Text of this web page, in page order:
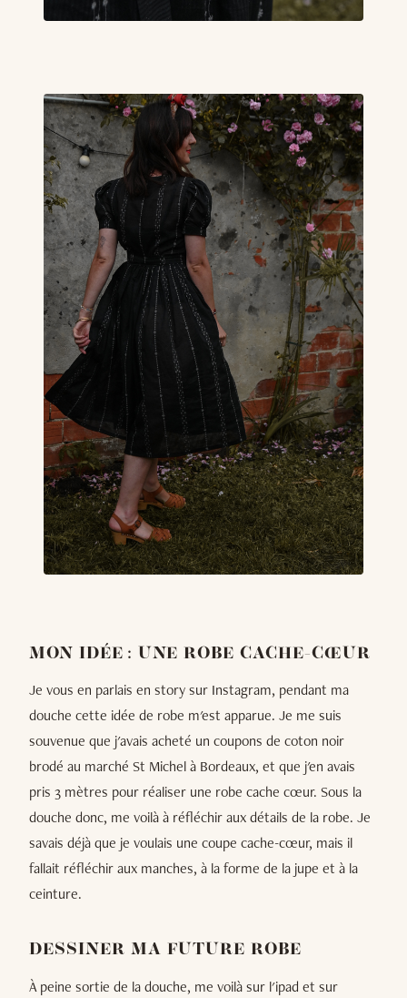
MON IDÉE : UNE ROBE CACHE-CŒUR
Je vous en parlais en story sur Instagram, pendant ma
douche cette idée de robe m'est apparue. Je me suis
souvenue que j'avais acheté un coupons de coton noir
brodé au marché St Michel à Bordeaux, et que j'en avais
pris 3 mètres pour réaliser une robe cache cœur. Sous la
douche donc, me voilà à réfléchir aux détails de la robe. Je
savais déjà que je voulais une coupe cache-cœur, mais il
fallait réfléchir aux manches, à la forme de la jupe et à la
ceinture.
DESSINER MA FUTURE ROBE
À peine sortie de la douche, me voilà sur l'ipad et sur